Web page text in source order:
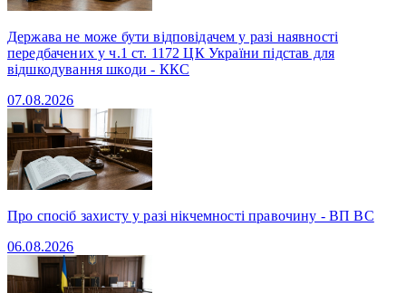
Держава не може бути відповідачем у разі наявності
передбачених у ч.1 ст. 1172 ЦК України підстав для
відшкодування шкоди - ККС
07.08.2026
Про спосіб захисту у разі нікчемності правочину - ВП ВС
06.08.2026